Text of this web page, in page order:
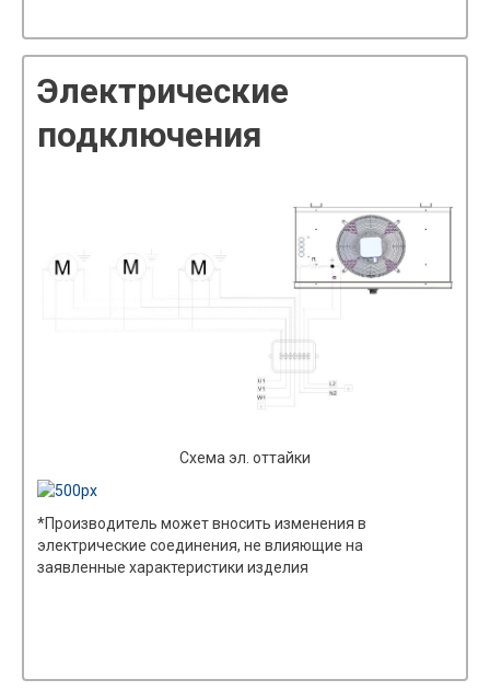
Электрические
подключения
Схема эл. оттайки
*Производитель может вносить изменения в
электрические соединения, не влияющие на
заявленные характеристики изделия